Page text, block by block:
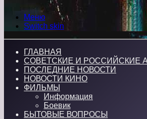
Меню
Switch skin
ГЛАВНАЯ
СОВЕТСКИЕ И РОССИЙСКИЕ
ПОСЛЕДНИЕ НОВОСТИ
НОВОСТИ КИНО
ФИЛЬМЫ
Информация
Боевик
БЫТОВЫЕ ВОПРОСЫ